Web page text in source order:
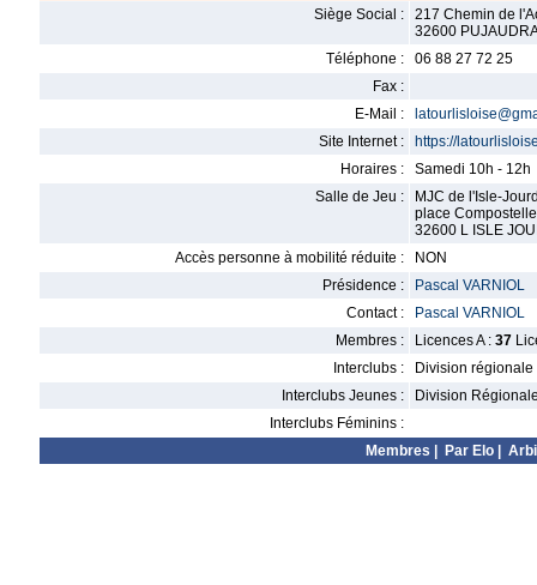
Siège Social :
217 Chemin de
32600
Téléphone :
06 88 27 72 25
Fax :
E-Mail :
Site Internet :
https://
Horaires :
Samedi 10h - 12h
Salle de Jeu :
MJC de l'Isle-
place Compostelle
32600 L ISLE
Accès personne à mobilité réduite :
NON
Présidence :
Pascal VARNIOL
Contact :
Pascal VARNIOL
Membres :
Licences A : 37
Interclubs :
Division régionale
Interclubs Jeunes :
Division
Interclubs Féminins :
Membres
Par Elo